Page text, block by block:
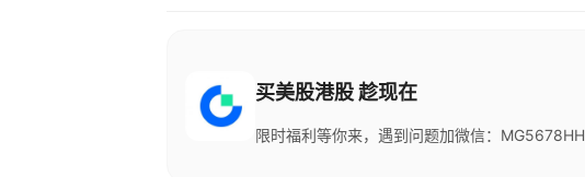
买美股港股 趁现在
限时福利等你来，遇到问题加微信：MG5678HH